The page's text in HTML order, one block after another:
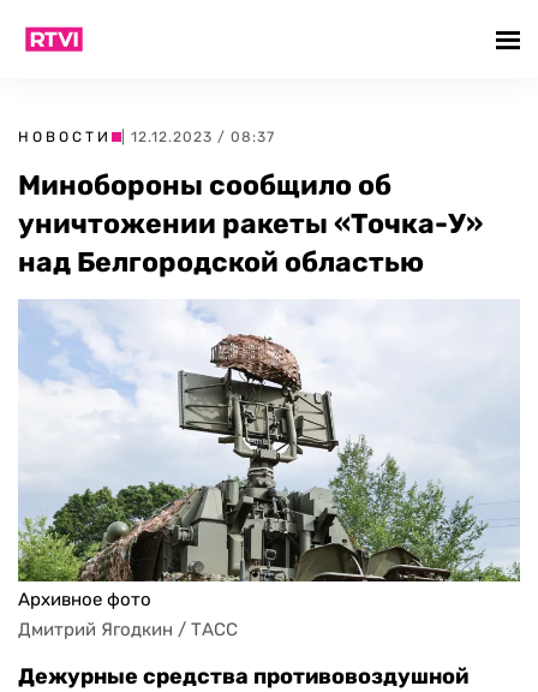
НОВОСТИ | 12.12.2023 / 08:37
Минобороны сообщило об
уничтожении ракеты «Точка-У»
над Белгородской областью
Архивное фото
Дмитрий Ягодкин / ТАСС
Дежурные средства противовоздушной